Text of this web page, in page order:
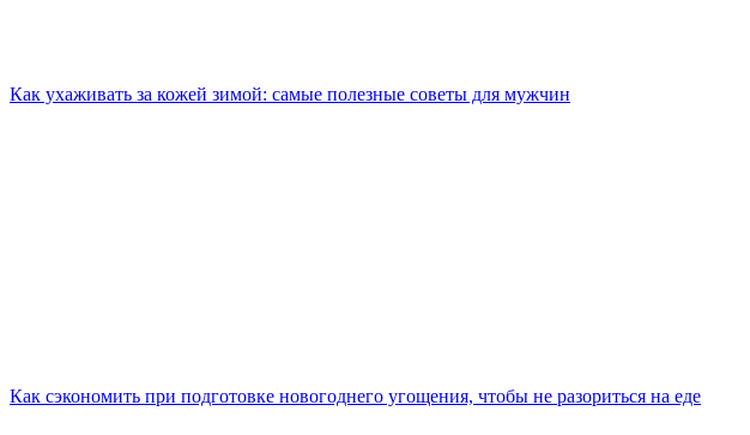
Как ухаживать за кожей зимой: самые полезные советы для мужчин
Как сэкономить при подготовке новогоднего угощения, чтобы не разориться на еде